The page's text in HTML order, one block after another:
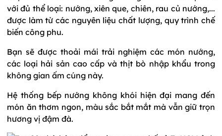
với đủ thể loại: nướng, xiên que, chiên, rau củ nướng,...
được làm từ các nguyên liệu chất lượng, quy trình chế
biến công phu.
Bạn sẽ được thoải mái trải nghiệm các món nướng,
các loại hải sản cao cấp và thịt bò nhập khẩu trong
không gian ấm cúng này.
Hệ thống bếp nướng không khói hiện đại mang đến
món ăn thơm ngon, màu sắc bắt mắt mà vẫn giữ trọn
hương vị đậm đà.